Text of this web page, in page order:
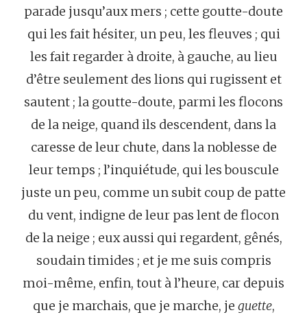
parade jusqu’aux mers ; cette goutte-doute
qui les fait hésiter, un peu, les fleuves ; qui
les fait regarder à droite, à gauche, au lieu
d’être seulement des lions qui rugissent et
sautent ; la goutte-doute, parmi les flocons
de la neige, quand ils descendent, dans la
caresse de leur chute, dans la noblesse de
leur temps ; l’inquiétude, qui les bouscule
juste un peu, comme un subit coup de patte
du vent, indigne de leur pas lent de flocon
de la neige ; eux aussi qui regardent, gênés,
soudain timides ; et je me suis compris
moi-même, enfin, tout à l’heure, car depuis
que je marchais, que je marche, je guette,